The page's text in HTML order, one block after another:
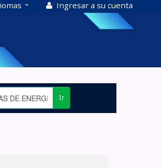
Ingresar a su cuenta
Ir